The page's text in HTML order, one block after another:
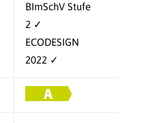
BImSchV Stufe
2 ✓
ECODESIGN
2022 ✓